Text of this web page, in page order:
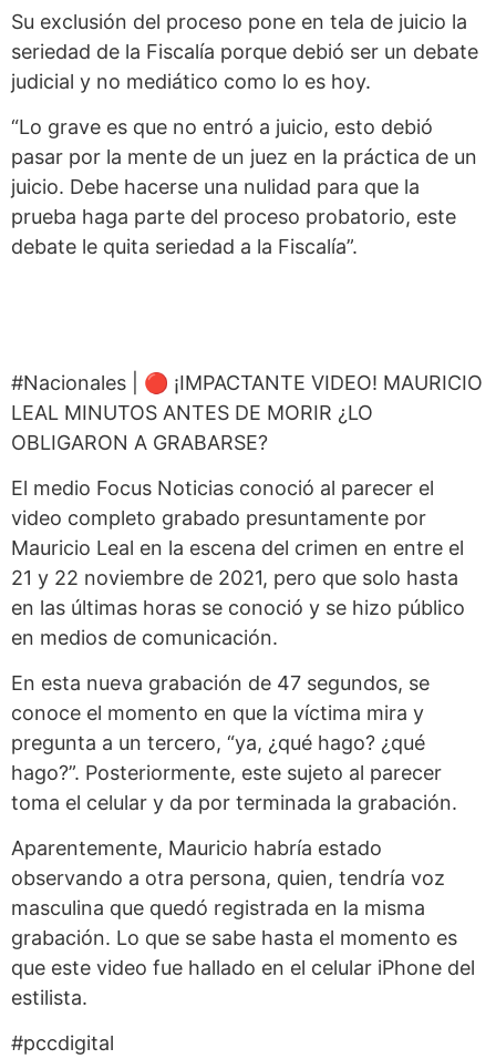
Su exclusión del proceso pone en tela de juicio la
seriedad de la Fiscalía porque debió ser un debate
judicial y no mediático como lo es hoy.
“Lo grave es que no entró a juicio, esto debió
pasar por la mente de un juez en la práctica de un
juicio. Debe hacerse una nulidad para que la
prueba haga parte del proceso probatorio, este
debate le quita seriedad a la Fiscalía”.
#Nacionales | 🔴 ¡IMPACTANTE VIDEO! MAURICIO
LEAL MINUTOS ANTES DE MORIR ¿LO
OBLIGARON A GRABARSE?
El medio Focus Noticias conoció al parecer el
video completo grabado presuntamente por
Mauricio Leal en la escena del crimen en entre el
21 y 22 noviembre de 2021, pero que solo hasta
en las últimas horas se conoció y se hizo público
en medios de comunicación.
En esta nueva grabación de 47 segundos, se
conoce el momento en que la víctima mira y
pregunta a un tercero, “ya, ¿qué hago? ¿qué
hago?”. Posteriormente, este sujeto al parecer
toma el celular y da por terminada la grabación.
Aparentemente, Mauricio habría estado
observando a otra persona, quien, tendría voz
masculina que quedó registrada en la misma
grabación. Lo que se sabe hasta el momento es
que este video fue hallado en el celular iPhone del
estilista.
#pccdigital